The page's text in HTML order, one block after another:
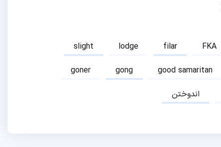
slight lodge filar FKA
goner
gong good samaritan
اندوختن